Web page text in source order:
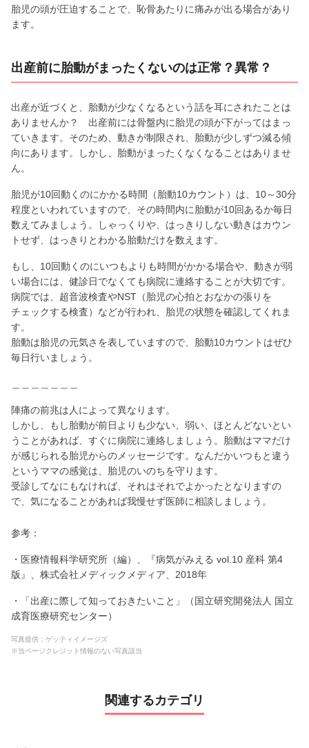
胎児の頭が圧迫することで、恥骨あたりに痛みが出る場合があり
ます。
出産前に胎動がまったくないのは正常？異常？
出産が近づくと、胎動が少なくなるという話を耳にされたことは
ありませんか？ 出産前には骨盤内に胎児の頭が下がってはまっ
ていきます。そのため、動きが制限され、胎動が少しずつ減る傾
向にあります。しかし、胎動がまったくなくなることはありませ
ん。
胎児が10回動くのにかかる時間（胎動10カウント）は、10～30分
程度といわれていますので、その時間内に胎動が10回あるか毎日
数えてみましょう。しゃっくりや、はっきりしない動きはカウン
トせず、はっきりとわかる胎動だけを数えます。
もし、10回動くのにいつもよりも時間がかかる場合や、動きが弱
い場合には、健診日でなくても病院に連絡することが大切です。
病院では、超音波検査やNST（胎児の心拍とおなかの張りを
チェックする検査）などが行われ、胎児の状態を確認してくれま
す。
胎動は胎児の元気さを表していますので、胎動10カウントはぜひ
毎日行いましょう。
陣痛の前兆は人によって異なります。
しかし、もし胎動が前日よりも少ない、弱い、ほとんどないとい
うことがあれば、すぐに病院に連絡しましょう。胎動はママだけ
が感じられる胎児からのメッセージです。なんだかいつもと違う
というママの感覚は、胎児のいのちを守ります。
受診してなにもなければ、それはそれでよかったとなりますの
で、気になることがあれば我慢せず医師に相談しましょう。
参考：
・医療情報科学研究所（編）、『病気がみえる vol.10 産科 第4
版』、株式会社メディックメディア、2018年
・「出産に際して知っておきたいこと」（国立研究開発法人 国立
成育医療研究センター）
写真提供：ゲッティイメージズ
※当ページクレジット情報のない写真該当
関連するカテゴリ